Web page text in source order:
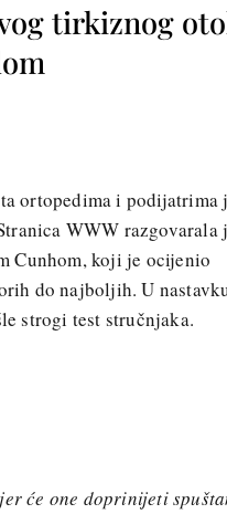
tirkiznog
ortopedima i podijatrima
WWW razgovarala
Cunhom, koji je ocijenio
do najboljih. U
strogi test stručnjaka.
će one doprinijeti